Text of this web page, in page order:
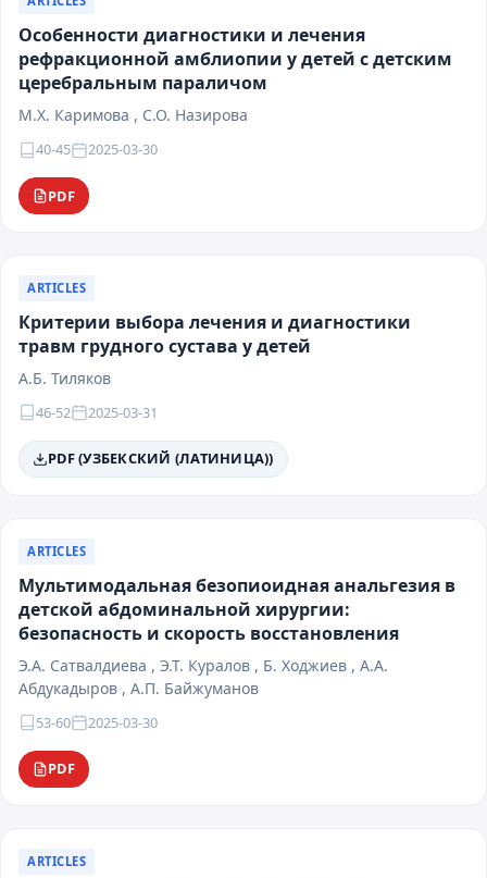
Особенности диагностики и лечения
рефракционной амблиопии у детей с детским
церебральным параличом
М.Х. Каримова , С.О. Назирова
40-45 2025-03-30
PDF
ARTICLES
Критерии выбора лечения и диагностики
травм грудного сустава у детей
А.Б. Тиляков
46-52 2025-03-31
PDF (УЗБЕКСКИЙ (ЛАТИНИЦА))
ARTICLES
Мультимодальная безопиоидная анальгезия в
детской абдоминальной хирургии:
безопасность и скорость восстановления
Э.А. Сатвалдиева , Э.Т. Куралов , Б. Ходжиев , А.А.
Абдукадыров , А.П. Байжуманов
53-60 2025-03-30
PDF
ARTICLES